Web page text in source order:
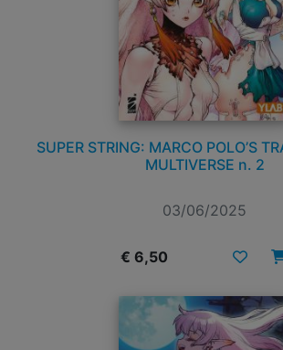
SUPER STRING: MARCO POLO’S
MULTIVERSE n. 2
03/06/2025
€ 6,50